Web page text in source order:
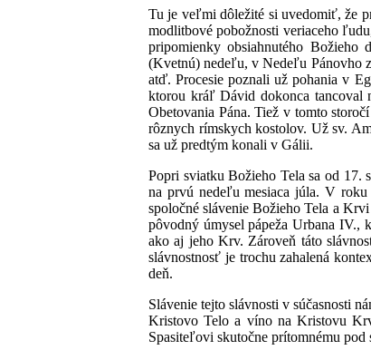
Tu je veľmi dôležité si uvedomiť, že
modlitbové pobožnosti veriaceho
pripomienky obsiahnutého Božieho
(Kvetnú) nedeľu, v Nedeľu Pánovho
atď. Procesie poznali už pohania v
ktorou kráľ Dávid dokonca tancoval
Obetovania Pána. Tiež v tomto
rôznych rímskych kostolov. Už sv.
sa už predtým konali v Gálii.
Popri sviatku Božieho Tela sa od
na prvú nedeľu mesiaca júla. V
spoločné slávenie Božieho Tela a
pôvodný úmysel pápeža Urbana IV.,
ako aj jeho Krv. Zároveň táto
slávnostnosť je trochu zahalená
deň.
Slávenie tejto slávnosti v súčasnosti
Kristovo Telo a víno na Kristovu
Spasiteľovi skutočne prítomnému